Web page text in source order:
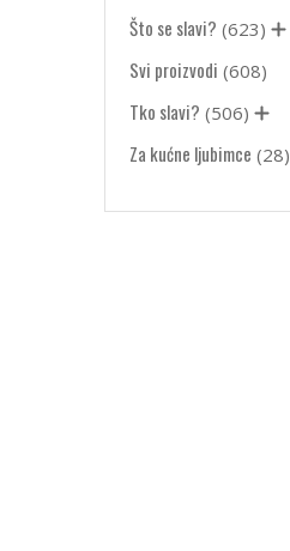
Što se slavi? (623)
Svi proizvodi (608)
Tko slavi? (506)
Za kućne ljubimce (28)